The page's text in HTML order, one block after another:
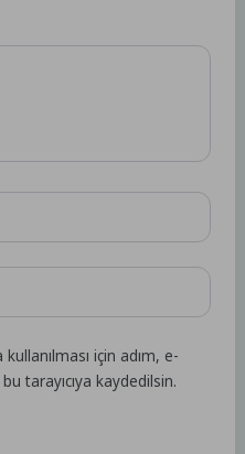
için adım, e-
tarayıcıya kaydedilsin.